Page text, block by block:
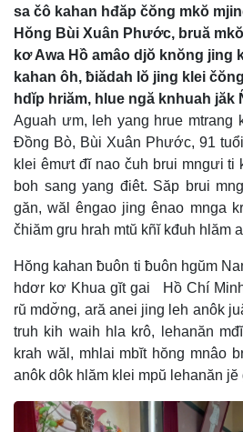
sa čô kahan hđăp čŏng mkŏ
Hŏng Bùi Xuân Phước, bruă
kơ Awa Hồ amâo djŏ knŏng jing
kahan ôh, ƀiădah lŏ jing klei
hdĭp hriăm, hlue ngă knhuah jăk
Aguah ưm, leh yang hrue mtrang
Đồng Bò, Bùi Xuân Phước, 91
klei êmưt đĭ nao čuh brui mngưi ti
boh sang yang điêt. Săp brui
găn, wăl êngao jing ênao mnga
čhiăm gru hrah mtŭ kñĭ kđuh hlăm
Hŏng kahan ƀuôn ti ƀuôn hgŭm
hdơr kơ Khua gĭt gai Hồ Chí
rŭ mdơ̆ng, ară anei jing leh anôk
truh kih waih hla krô, lehanăn
krah wăl, mhlai mbĭt hŏng mnâo
anôk dôk hlăm klei mpŭ lehanăn jĕ